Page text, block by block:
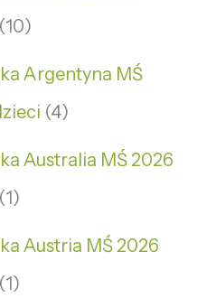
10
Argentyna MŚ
4
Australia MŚ 2026
1
Austria MŚ 2026
1